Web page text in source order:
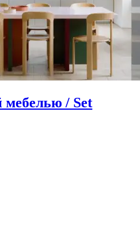
/ Set